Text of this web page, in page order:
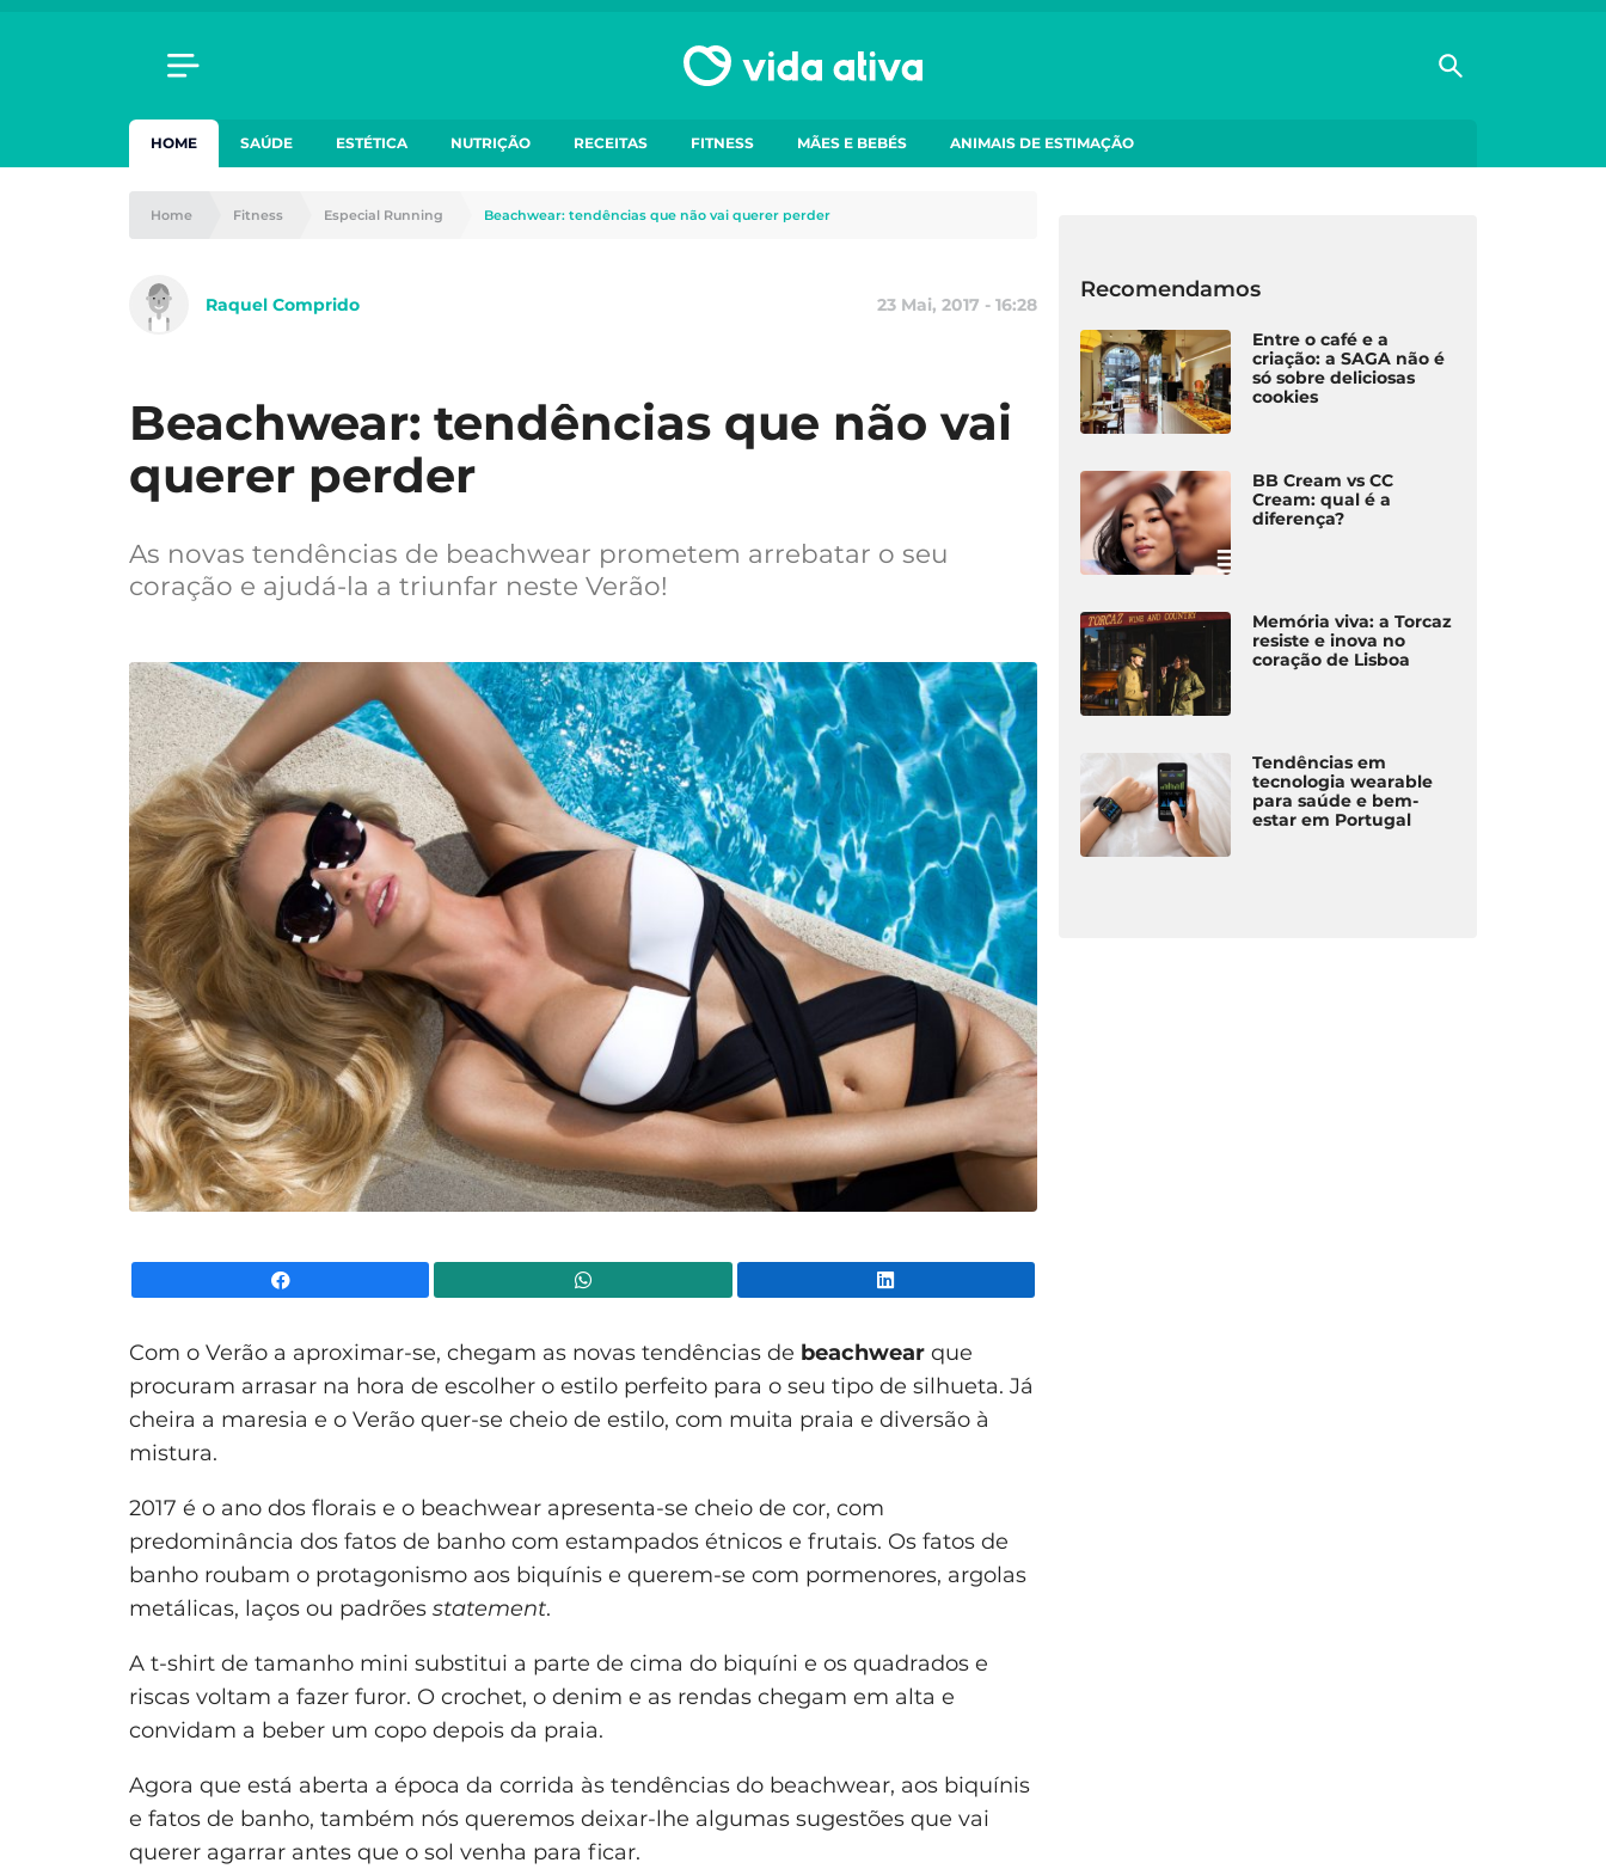
HOME SAÚDE ESTÉTICA NUTRIÇÃO RECEITAS FITNESS MÃES E BEBÉS ANIMAIS DE ESTIMAÇÃO
Home Fitness Especial Running Beachwear: tendências que não vai querer perder
Raquel Comprido 23 Mai, 2017 - 16:28
Beachwear: tendências que não vai
querer perder
As novas tendências de beachwear prometem arrebatar o seu
coração e ajudá-la a triunfar neste Verão!
Com o Verão a aproximar-se, chegam as novas tendências de beachwear que
procuram arrasar na hora de escolher o estilo perfeito para o seu tipo de silhueta. Já
cheira a maresia e o Verão quer-se cheio de estilo, com muita praia e diversão à
mistura.
2017 é o ano dos florais e o beachwear apresenta-se cheio de cor, com
predominância dos fatos de banho com estampados étnicos e frutais. Os fatos de
banho roubam o protagonismo aos biquínis e querem-se com pormenores, argolas
metálicas, laços ou padrões statement.
A t-shirt de tamanho mini substitui a parte de cima do biquíni e os quadrados e
riscas voltam a fazer furor. O crochet, o denim e as rendas chegam em alta e
convidam a beber um copo depois da praia.
Agora que está aberta a época da corrida às tendências do beachwear, aos biquínis
e fatos de banho, também nós queremos deixar-lhe algumas sugestões que vai
querer agarrar antes que o sol venha para ficar.
Recomendamos
Entre o café e a
criação: a SAGA não é
só sobre deliciosas
cookies
BB Cream vs CC
Cream: qual é a
diferença?
Memória viva: a Torcaz
resiste e inova no
coração de Lisboa
Tendências em
tecnologia wearable
para saúde e bem-
estar em Portugal